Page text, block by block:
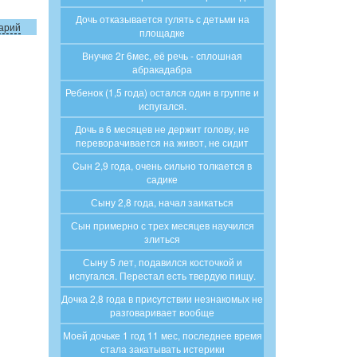
Дочь отказывается гулять с детьми на
площадке
Внучке 2г 6мес, её речь - сплошная
абракадабра
Ребенок (1,5 года) остался один в группе и
испугался.
Дочь в 6 месяцев не держит голову, не
переворачивается на живот, не сидит
Cын 2,9 года, очень сильно толкается в
садике
Сыну 2,8 года, начал заикаться
Сын примерно с трех месяцев научился
злиться
Сыну 5 лет, подавился косточкой и
испугался. Перестал есть твердую пищу.
Дочка 2,8 года в присутствии незнакомых не
разговаривает вообще
Моей дочьке 1 год 11 мес, последнее время
стала закатывать истерики